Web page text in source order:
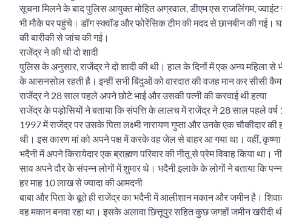
सूचना मिलने के बाद पुलिस आयुक्त मोहित अग्रवाल, डीएम एस राजलिंगम,
भी मौके पर पहुंचे। डॉग स्क्वॉड और फोरेंसिक टीम की मदद से छानबीन की गई।
की बारीकी से जांच की गई।
राजेंद्र ने की थी दो शादी
पुलिस के अनुसार, राजेंद्र ने दो शादी की थी। हाल के दिनों में एक अन्य महिला
के आसनसोल रहती है। इन्हीं सभी बिंदुओं को वारदात की वजह मान कर सीसी
राजेंद्र ने 28 साल पहले अपने छोटे भाई और उसकी पत्नी की करवाई थी हत्या
राजेंद्र के पड़ोसियों ने बताया कि संपत्ति के लालच में राजेंद्र ने 28 साल पहले
1997 में राजेंद्र पर उसके पिता लक्ष्मी नारायण गुप्ता और उनके एक चौकीदार की
थी। इस कारण मां को अपने पक्ष में करके वह जेल से बाहर आ गया था। वहीं,
भदैनी में अपने किरायेदार एक ब्राह्मण परिवार की नीतू से प्रेम विवाह किया था।
साव अपने दौर के संपन्न लोगों में शुमार थे। भदैनी इलाके के लोगों ने बताया कि
हर माह 10 लाख से ज्यादा की आमदनी
बाबा और पिता के बूते ही राजेंद्र का भदैनी में आलीशान मकान और जमीन है।
वह मकान बनवा रहा था। इसके अलावा छित्तूपुर सहित कुछ जगहों जमीन खरीदी